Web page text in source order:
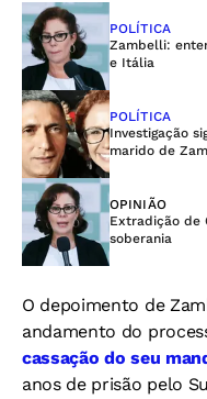
POLÍTICA
Zambelli:
e Itália
POLÍTICA
Investigação
marido de
OPINIÃO
Extradição de
soberania
O depoimento de
andamento do
cassação do seu
anos de prisão pelo